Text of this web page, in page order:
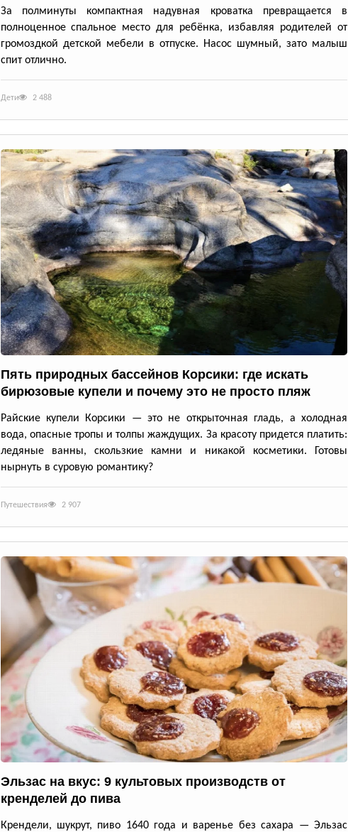
За полминуты компактная надувная кроватка превращается в
полноценное спальное место для ребёнка, избавляя родителей от
громоздкой детской мебели в отпуске. Насос шумный, зато малыш
спит отлично.
Дети 2 488
Пять природных бассейнов Корсики: где искать
бирюзовые купели и почему это не просто пляж
Райские купели Корсики — это не открыточная гладь, а холодная
вода, опасные тропы и толпы жаждущих. За красоту придется платить:
ледяные ванны, скользкие камни и никакой косметики. Готовы
нырнуть в суровую романтику?
Путешествия 2 907
Эльзас на вкус: 9 культовых производств от
кренделей до пива
Крендели, шукрут, пиво 1640 года и варенье без сахара — Эльзас